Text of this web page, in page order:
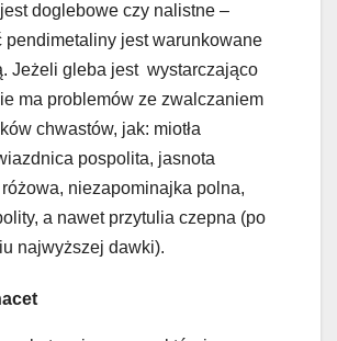
doglebowe czy nalistne –
pendimetaliny jest warunkowane
Jeżeli gleba jest wystarczająco
ma problemów ze zwalczaniem
chwastów, jak: miotła
pospolita, jasnota
niezapominajka polna,
a nawet przytulia czepna (po
najwyższej dawki).